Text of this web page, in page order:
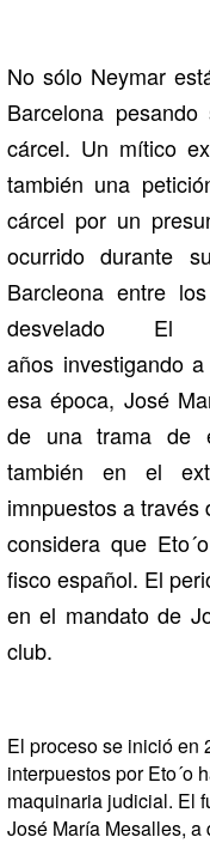
No sólo Neymar
Barcelona
cárcel. Un mítico
también una
cárcel por un
ocurrido durante
Barcleona entre
desvelado El
años investigando
esa época, José
de una trama de
también en el
imnpuestos a través
considera que
fisco español. El
en el mandato de
club.
El proceso se inició en
interpuestos por Eto´o
maquinaria judicial. El
José María Mesalles,